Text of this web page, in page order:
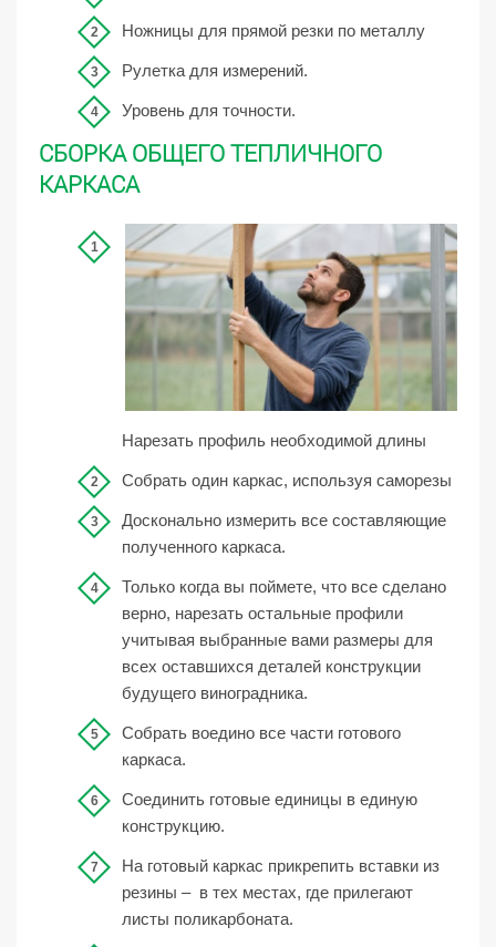
Ножницы для прямой резки по металлу
Рулетка для измерений.
Уровень для точности.
СБОРКА ОБЩЕГО ТЕПЛИЧНОГО
КАРКАСА
Нарезать профиль необходимой длины
Собрать один каркас, используя саморезы
Досконально измерить все составляющие
полученного каркаса.
Только когда вы поймете, что все сделано
верно, нарезать остальные профили
учитывая выбранные вами размеры для
всех оставшихся деталей конструкции
будущего виноградника.
Собрать воедино все части готового
каркаса.
Соединить готовые единицы в единую
конструкцию.
На готовый каркас прикрепить вставки из
резины – в тех местах, где прилегают
листы поликарбоната.